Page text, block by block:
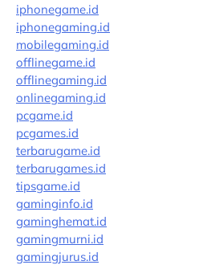
iphonegame.id
iphonegaming.id
mobilegaming.id
offlinegame.id
offlinegaming.id
onlinegaming.id
pcgame.id
pcgames.id
terbarugame.id
terbarugames.id
tipsgame.id
gaminginfo.id
gaminghemat.id
gamingmurni.id
gamingjurus.id